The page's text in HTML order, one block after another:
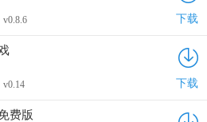
v0.8.6 下载
v0.14 下载
费版